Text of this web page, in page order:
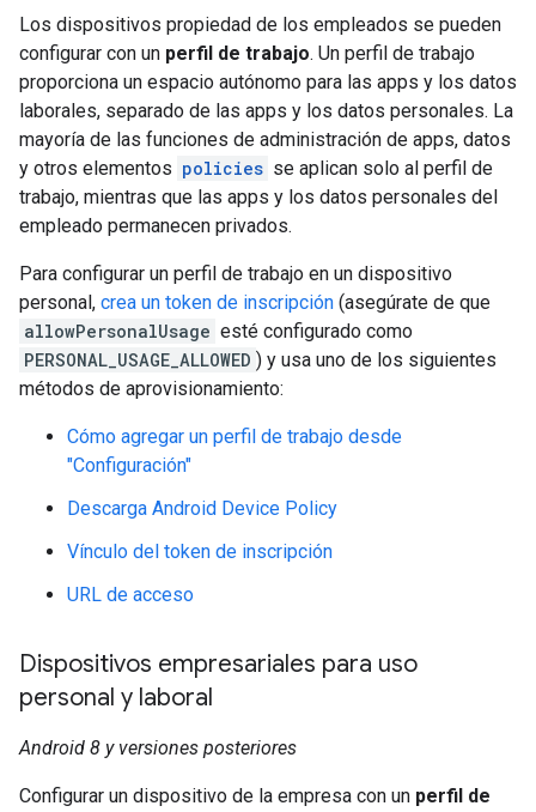
Los dispositivos propiedad de los empleados se pueden
configurar con un perfil de trabajo. Un perfil de trabajo
proporciona un espacio autónomo para las apps y los datos
laborales, separado de las apps y los datos personales. La
mayoría de las funciones de administración de apps, datos
y otros elementos policies se aplican solo al perfil de
trabajo, mientras que las apps y los datos personales del
empleado permanecen privados.
Para configurar un perfil de trabajo en un dispositivo
personal, crea un token de inscripción (asegúrate de que
allowPersonalUsage esté configurado como
PERSONAL_USAGE_ALLOWED ) y usa uno de los siguientes
métodos de aprovisionamiento:
Cómo agregar un perfil de trabajo desde
"Configuración"
Descarga Android Device Policy
Vínculo del token de inscripción
URL de acceso
Dispositivos empresariales para uso
personal y laboral
Android 8 y versiones posteriores
Configurar un dispositivo de la empresa con un perfil de